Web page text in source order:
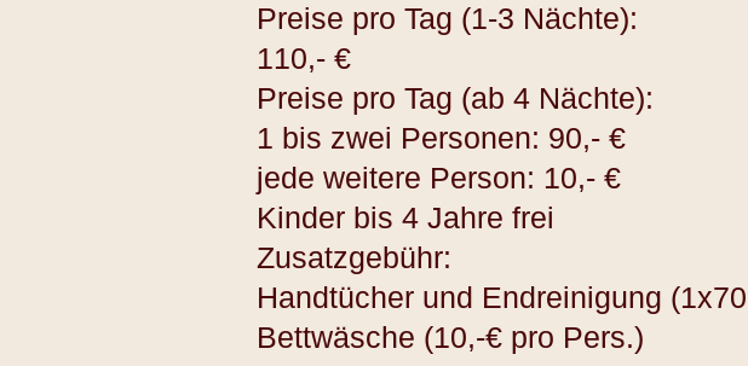
Preise pro Tag (1-3 Nächte):
110,- €
Preise pro Tag (ab 4
1 bis zwei Personen: 90,- €
jede weitere Person: 10,- €
Kinder bis 4 Jahre frei
Zusatzgebühr:
Handtücher und Endreinigung (
Bettwäsche (10,-€ pro Pers.)